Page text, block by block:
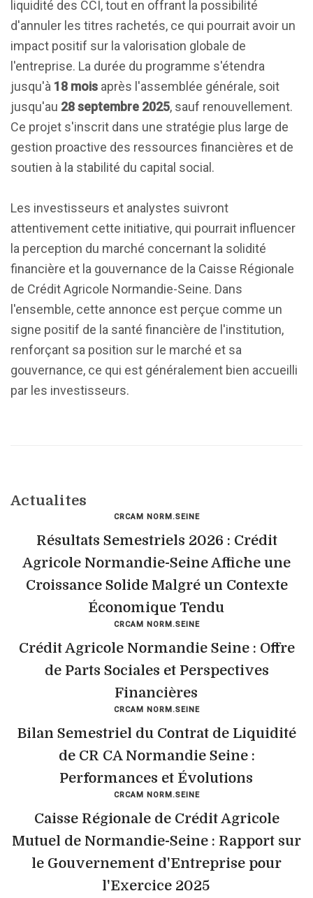
liquidité des CCI, tout en offrant la possibilité
d'annuler les titres rachetés, ce qui pourrait avoir un
impact positif sur la valorisation globale de
l'entreprise. La durée du programme s'étendra
jusqu'à 18 mois après l'assemblée générale, soit
jusqu'au 28 septembre 2025, sauf renouvellement.
Ce projet s'inscrit dans une stratégie plus large de
gestion proactive des ressources financières et de
soutien à la stabilité du capital social.
Les investisseurs et analystes suivront
attentivement cette initiative, qui pourrait influencer
la perception du marché concernant la solidité
financière et la gouvernance de la Caisse Régionale
de Crédit Agricole Normandie-Seine. Dans
l'ensemble, cette annonce est perçue comme un
signe positif de la santé financière de l'institution,
renforçant sa position sur le marché et sa
gouvernance, ce qui est généralement bien accueilli
par les investisseurs.
Actualites
CRCAM NORM.SEINE
Résultats Semestriels 2026 : Crédit
Agricole Normandie-Seine Affiche une
Croissance Solide Malgré un Contexte
Économique Tendu
CRCAM NORM.SEINE
Crédit Agricole Normandie Seine : Offre
de Parts Sociales et Perspectives
Financières
CRCAM NORM.SEINE
Bilan Semestriel du Contrat de Liquidité
de CR CA Normandie Seine :
Performances et Évolutions
CRCAM NORM.SEINE
Caisse Régionale de Crédit Agricole
Mutuel de Normandie-Seine : Rapport sur
le Gouvernement d'Entreprise pour
l'Exercice 2025